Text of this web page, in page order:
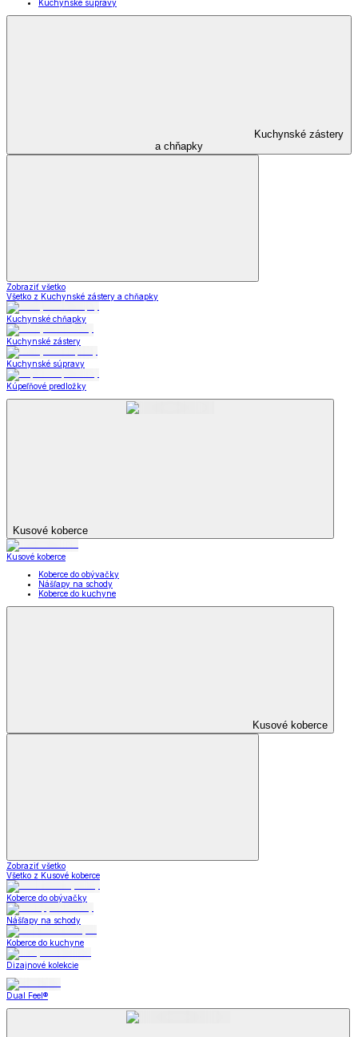
Kuchynské súpravy
Kuchynské zástery
a chňapky
Zobraziť všetko
Všetko z Kuchynské zástery a chňapky
Kuchynské chňapky
Kuchynské zástery
Kuchynské súpravy
Kúpeľňové predložky
Kusové koberce
Kusové koberce
Koberce do obývačky
Nášľapy na schody
Koberce do kuchyne
Kusové koberce
Zobraziť všetko
Všetko z Kusové koberce
Koberce do obývačky
Nášľapy na schody
Koberce do kuchyne
Dizajnové kolekcie
Dual Feel®